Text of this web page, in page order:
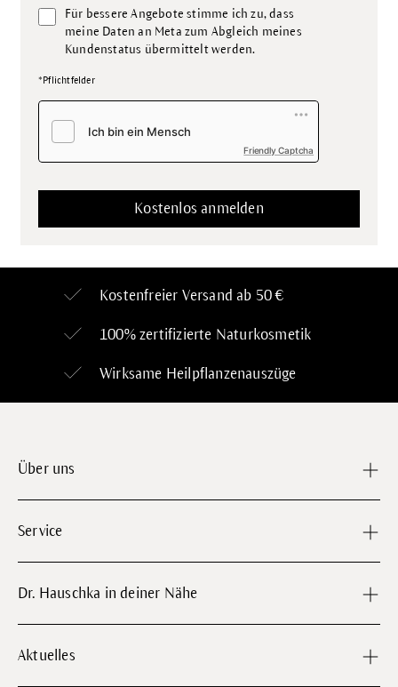
Für bessere Angebote stimme ich zu, dass
meine Daten an Meta zum Abgleich meines
Kundenstatus übermittelt werden.
*Pflichtfelder
Friendly Captcha
Kostenfreier Versand ab 50 €
100% zertifizierte Naturkosmetik
Wirksame Heilpflanzenauszüge
Über uns
Service
Dr. Hauschka in deiner Nähe
Aktuelles